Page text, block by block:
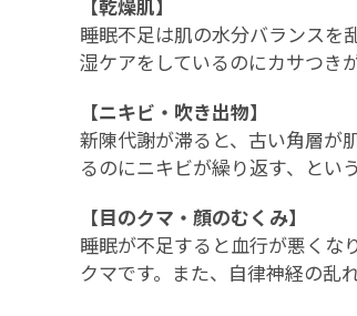
【乾燥肌】
睡眠不足は肌の水分バランスを
湿ケアをしているのにカサつき
【ニキビ・吹き出物】
新陳代謝が滞ると、古い角層が
るのにニキビが繰り返す、とい
【目のクマ・顔のむくみ】
睡眠が不足すると血行が悪くな
クマです。また、自律神経の乱